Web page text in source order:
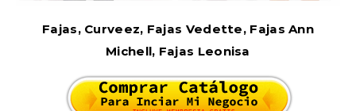
Fajas, Curveez, Fajas Vedette, Fajas Ann
Michell, Fajas Leonisa